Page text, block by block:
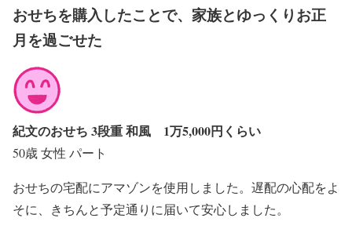
おせちを購入したことで、家族とゆっくりお正
月を過ごせた
紀文のおせち 3段重 和風 1万5,000円くらい
50歳 女性 パート
おせちの宅配にアマゾンを使用しました。遅配の心配をよ
そに、きちんと予定通りに届いて安心しました。